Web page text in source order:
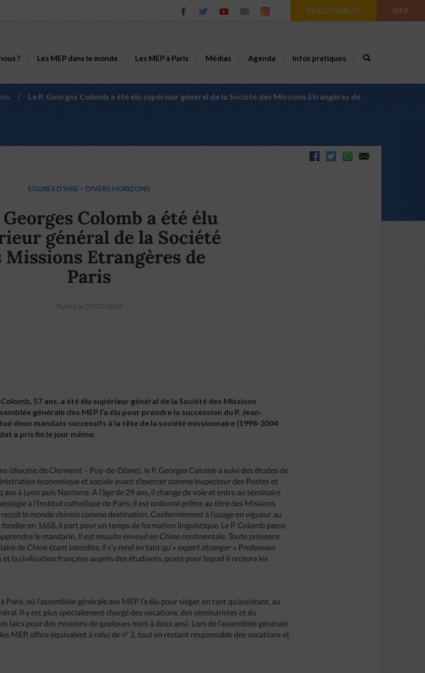
VOLONTARIAT IRFA
? Les MEP dans le monde Les MEP à Paris Médias Agenda Infos pratiques
/
Le P. Georges Colomb a été élu supérieur général de la Société des Missions Etrangères de
EGLISES D'ASIE – DIVERS HORIZONS
Georges Colomb a été élu
général de la Société
Missions Etrangères de
Paris
Publié le 09/07/2010
57 ans, a été élu supérieur général de la Société des Missions
générale des MEP l’a élu pour prendre la succession du P. Jean-
deux mandats successifs à la tête de la société missionnaire (1998-2004
a pris fin le jour même.
(diocèse de Clermont – Puy-de-Dôme), le P. Georges Colomb a suivi des études de
économique et sociale avant d’exercer comme inspecteur des Postes et
à Lyon puis Nanterre. A l’âge de 29 ans, il change de voie et entre au séminaire
à l’Institut catholique de Paris, il est ordonné prêtre au titre des Missions
le monde chinois comme destination. Conformément à l’usage en vigueur au
en 1658, il part pour un temps de formation linguistique. Le P. Colomb passe
le mandarin. Il est ensuite envoyé en Chine continentale. Toute présence
de Chine étant interdite, il s’y rend en tant qu’« expert étranger ». Professeur
et la civilisation française auprès des étudiants, poste pour lequel il recevra les
Paris, où l’assemblée générale des MEP l’a élu pour siéger, en tant qu’assistant, au
Il y est plus spécialement chargé des vocations, des séminaristes et du
laïcs pour des missions de quelques mois à deux ans). Lors de l’assemblée générale
MEP, office équivalent à celui de n° 2, tout en restant responsable des vocations et